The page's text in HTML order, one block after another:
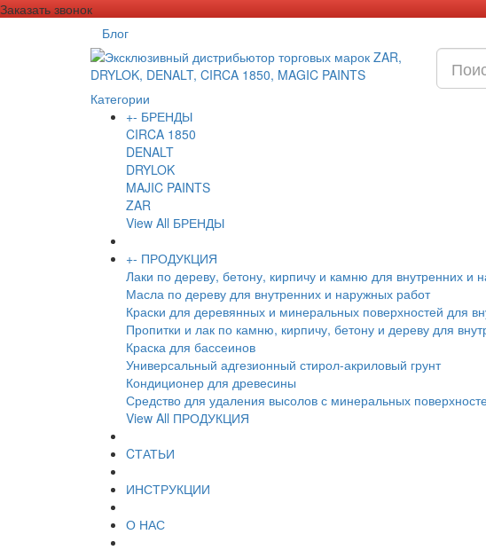
Заказать звонок
Блог
Категории
+- БРЕНДЫ
CIRCA 1850
DENALT
DRYLOK
MAJIC PAINTS
ZAR
View All БРЕНДЫ
+- ПРОДУКЦИЯ
Лаки по дереву, бетону, кирпичу и камню для внутренних и
Масла по дереву для внутренних и наружных работ
Краски для деревянных и минеральных поверхностей для
Пропитки и лак по камню, кирпичу, бетону и дереву для
Краска для бассеинов
Универсальный адгезионный стирол-акриловый грунт
Кондиционер для древесины
Средство для удаления высолов с минеральных
View All ПРОДУКЦИЯ
CТАТЬИ
ИНСТРУКЦИИ
О НАС